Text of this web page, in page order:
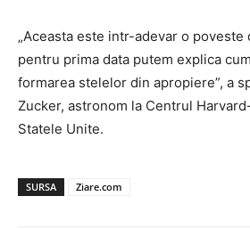
„Aceasta este intr-adevar o
pentru prima data putem explica
formarea stelelor din apropiere”, a
Zucker, astronom la Centrul
Statele Unite.
SURSA Ziare.com